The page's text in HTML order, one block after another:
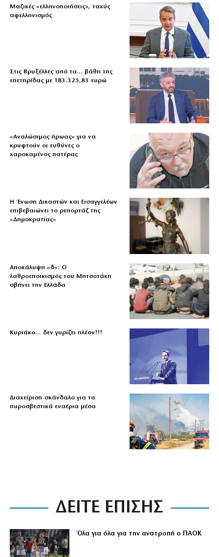
Μαζικές «ελληνοποιήσεις», ταχύς
αφελληνισμός
Στις Βρυξέλλες από τα… βάθη της
επετηρίδας με 183.325,83 ευρώ
«Aναλώσιμος ήρωας» για να
κρυφτούν οι ευθύνες ο
χαροκαμένος πατέρας
Η Ένωση Δικαστών και Εισαγγελέων
επιβεβαιώνει το ρεπορτάζ της
«Δημοκρατίας»
Αποκάλυψη «δ»: Ο
λαθροεποικισμός του Μητσοτάκη
σβήνει την Ελλάδα
Κυριάκο… δεν γυρίζει πλέον!!!
Διαχείριση-σκάνδαλο για τα
πυροσβεστικά εναέρια μέσα
ΔΕΙΤΕ ΕΠΙΣΗΣ
Όλα για όλα για την ανατροπή ο ΠΑΟΚ